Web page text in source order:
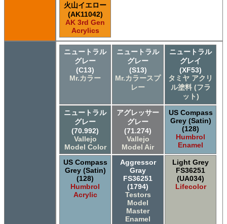
火山イエロー
(AK11042)
AK 3rd Gen
Acrylics
ニュートラル
グレー
(C13)
Mr.カラー
ニュートラル
グレー
(S13)
Mr.カラースプ
レー
ニュートラル
グレイ
(XF53)
タミヤ アクリ
ル塗料 (フラ
ット)
ニュートラル
グレー
(70.992)
Vallejo
Model Color
アグレッサー
グレー
(71.274)
Vallejo
Model Air
US Compass
Grey (Satin)
(128)
Humbrol
Enamel
US Compass
Grey (Satin)
(128)
Humbrol
Acrylic
Aggressor
Gray
FS36251
(1794)
Testors
Model
Master
Enamel
Light Grey
FS36251
(UA034)
Lifecolor